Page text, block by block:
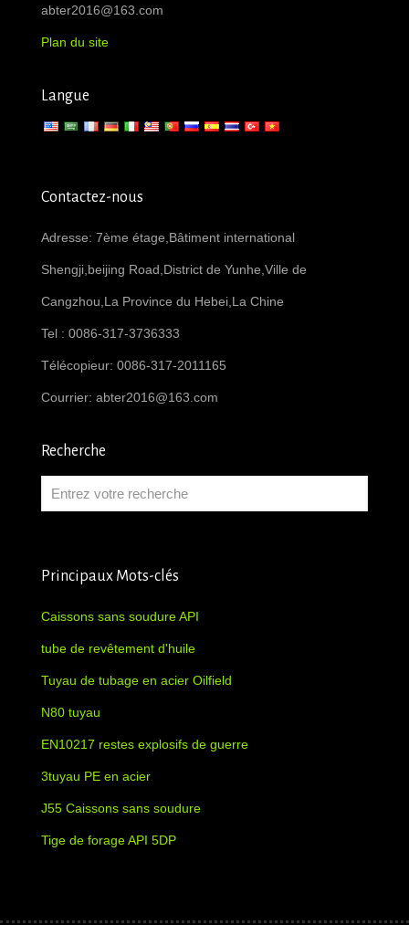
abter2016@163.com
Plan du site
Langue
Contactez-nous
Adresse: 7ème étage,Bâtiment international
Shengji,beijing Road,District de Yunhe,Ville de
Cangzhou,La Province du Hebei,La Chine
Tel : 0086-317-3736333
Télécopieur: 0086-317-2011165
Courrier: abter2016@163.com
Recherche
Principaux Mots-clés
Caissons sans soudure API
tube de revêtement d'huile
Tuyau de tubage en acier Oilfield
N80 tuyau
EN10217 restes explosifs de guerre
3tuyau PE en acier
J55 Caissons sans soudure
Tige de forage API 5DP